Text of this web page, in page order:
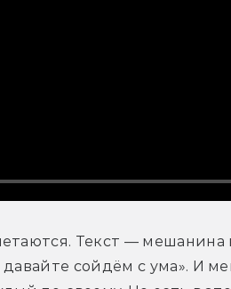
Текст — мешанина
сойдём с ума». И